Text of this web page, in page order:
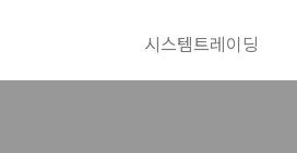
시스템트레이딩